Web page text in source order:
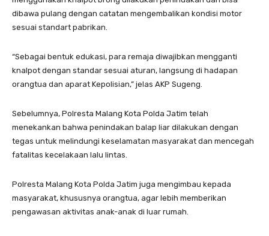
dibawa pulang dengan catatan mengembalikan kondisi motor
sesuai standart pabrikan.
“Sebagai bentuk edukasi, para remaja diwajibkan mengganti
knalpot dengan standar sesuai aturan, langsung di hadapan
orangtua dan aparat Kepolisian,” jelas AKP Sugeng.
Sebelumnya, Polresta Malang Kota Polda Jatim telah
menekankan bahwa penindakan balap liar dilakukan dengan
tegas untuk melindungi keselamatan masyarakat dan mencegah
fatalitas kecelakaan lalu lintas.
Polresta Malang Kota Polda Jatim juga mengimbau kepada
masyarakat, khususnya orangtua, agar lebih memberikan
pengawasan aktivitas anak-anak di luar rumah.